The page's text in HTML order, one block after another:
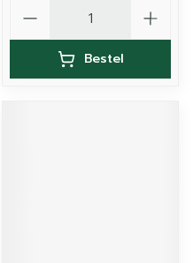
Bestel